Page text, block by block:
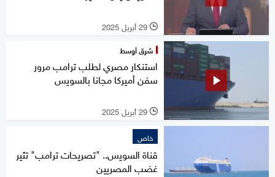
l 29 أبريل 2025
شرق أوسط
استنكار مصري لطلب ترامب مرور
سفن أميركا مجانا بالسويس
l 29 أبريل 2025
خاص
قناة السويس.. "تصريحات ترامب" تثير
غضب المصريين